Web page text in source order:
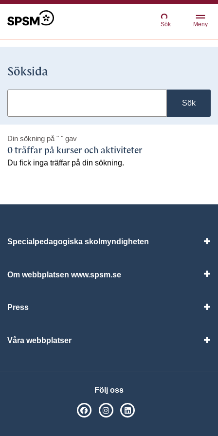
Sök Meny
Söksida
Sök
Din sökning på " " gav
0 träffar på kurser och aktiviteter
Du fick inga träffar på din sökning.
Specialpedagogiska skolmyndigheten
Om webbplatsen www.spsm.se
Press
Våra webbplatser
Följ oss
SPSM på Facebook
SPSM på Instagram